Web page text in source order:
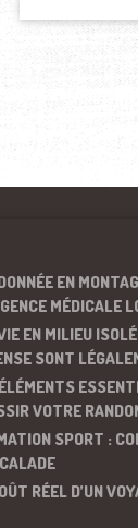
EN
MÉDICALE
EN MILIEU
SONT
VOTRE
SPORT :
RÉEL D’UN